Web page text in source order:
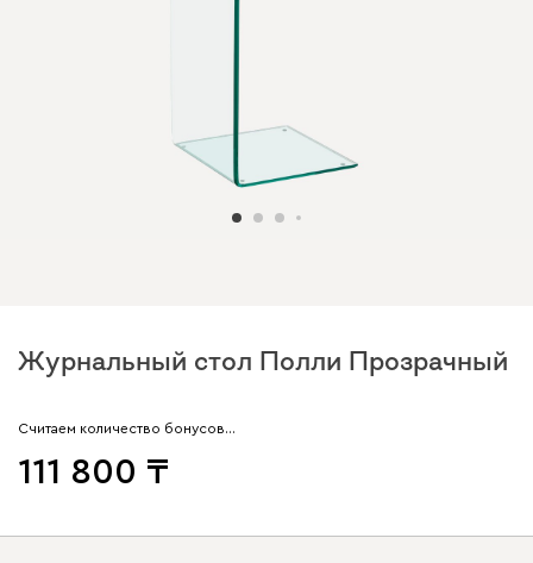
Журнальный стол Полли Прозрачный
Считаем количество бонусов…
111 800